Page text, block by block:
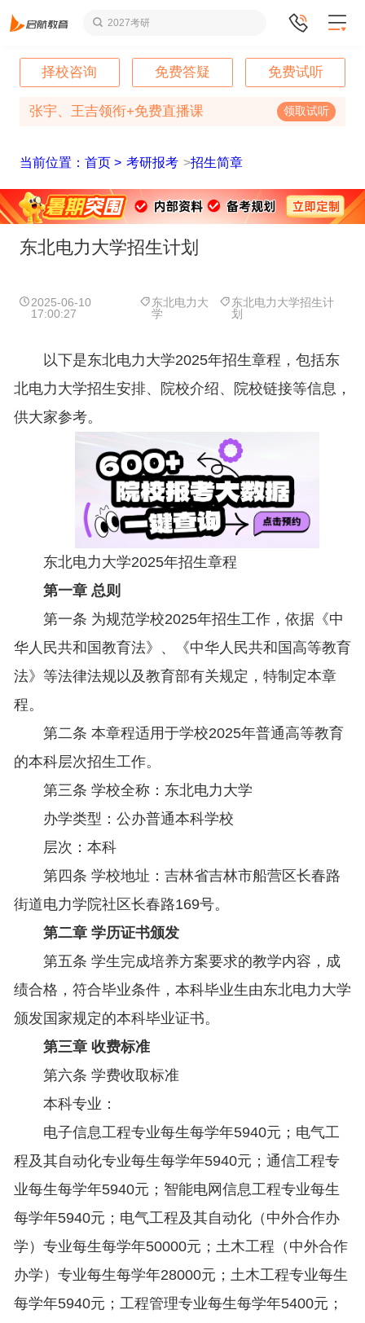
2027考研
择校咨询 免费答疑 免费试听
张宇、王吉领衔+免费直播课 领取试听
当前位置：首页 > 考研报考 >招生简章
东北电力大学招生计划
2025-06-10
17:00:27
东北电力大
学
东北电力大学招生计
划
以下是东北电力大学2025年招生章程，包括东
北电力大学招生安排、院校介绍、院校链接等信息，
供大家参考。
东北电力大学2025年招生章程
第一章 总则
第一条 为规范学校2025年招生工作，依据《中
华人民共和国教育法》、《中华人民共和国高等教育
法》等法律法规以及教育部有关规定，特制定本章
程。
第二条 本章程适用于学校2025年普通高等教育
的本科层次招生工作。
第三条 学校全称：东北电力大学
办学类型：公办普通本科学校
层次：本科
第四条 学校地址：吉林省吉林市船营区长春路
街道电力学院社区长春路169号。
第二章 学历证书颁发
第五条 学生完成培养方案要求的教学内容，成
绩合格，符合毕业条件，本科毕业生由东北电力大学
颁发国家规定的本科毕业证书。
第三章 收费标准
第六条 学费收取标准
本科专业：
电子信息工程专业每生每学年5940元；电气工
程及其自动化专业每生每学年5940元；通信工程专
业每生每学年5940元；智能电网信息工程专业每生
每学年5940元；电气工程及其自动化（中外合作办
学）专业每生每学年50000元；土木工程（中外合作
办学）专业每生每学年28000元；土木工程专业每生
每学年5940元；工程管理专业每生每学年5400元；